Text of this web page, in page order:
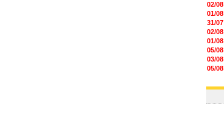
02/08
01/08
31/07
02/08
01/08
05/08
03/08
05/08
03/08